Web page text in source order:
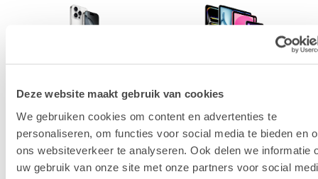
Deze website maakt gebruik van cookies
We gebruiken cookies om content en advertenties te
personaliseren, om functies voor social media te bieden en
ons websiteverkeer te analyseren. Ook delen we informatie
uw gebruik van onze site met onze partners voor social